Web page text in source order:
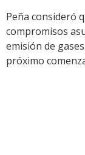
Peña consideró
compromisos
emisión de
próximo